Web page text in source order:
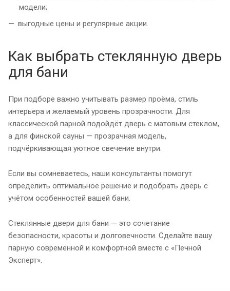
модели;
выгодные цены и регулярные акции.
Как выбрать стеклянную дверь
для бани
При подборе важно учитывать размер проёма, стиль
интерьера и желаемый уровень прозрачности. Для
классической парной подойдёт дверь с матовым стеклом,
а для финской сауны — прозрачная модель,
подчёркивающая уютное свечение внутри.
Если вы сомневаетесь, наши консультанты помогут
определить оптимальное решение и подобрать дверь с
учётом особенностей вашей бани.
Стеклянные двери для бани — это сочетание
безопасности, красоты и долговечности. Сделайте вашу
парную современной и комфортной вместе с «Печной
Эксперт».